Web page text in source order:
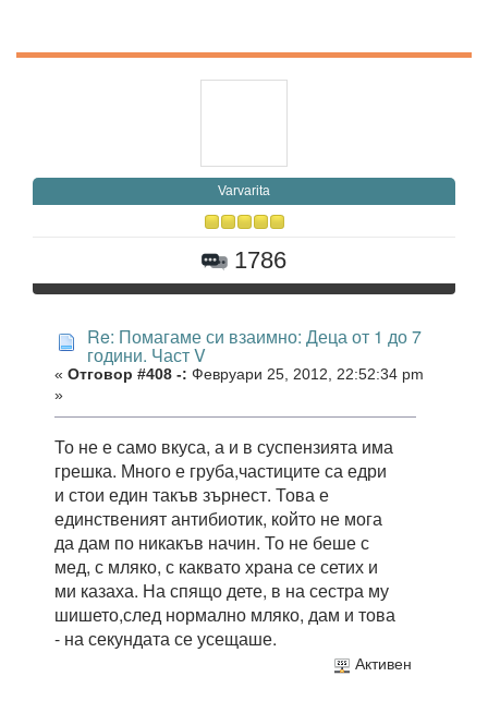
Varvarita
1786
Re: Помагаме си взаимно: Деца от 1 до 7
години. Част V
« Отговор #408 -: Февруари 25, 2012, 22:52:34 pm
»
То не е само вкуса, а и в суспензията има
грешка. Много е груба,частиците са едри
и стои един такъв зърнест. Това е
единственият антибиотик, който не мога
да дам по никакъв начин. То не беше с
мед, с мляко, с каквато храна се сетих и
ми казаха. На спящо дете, в на сестра му
шишето,след нормално мляко, дам и това
- на секундата се усещаше.
Активен